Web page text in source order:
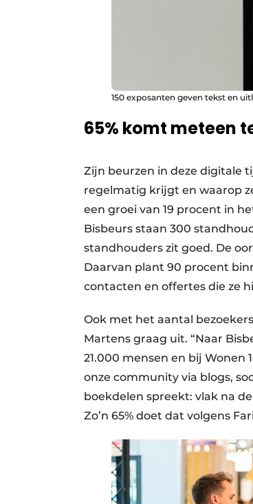
150 exposanten geven tekst en
65% komt meteen
Zijn beurzen in deze digitale
regelmatig krijgt en waarop
een groei van 19 procent in
Bisbeurs staan 300
standhouders zit goed. De
Daarvan plant 90 procent
contacten en offertes die ze
Ook met het aantal
Martens graag uit. “Naar
21.000 mensen en bij Wonen
onze community via blogs,
boekdelen spreekt: vlak na
Zo’n 65% doet dat volgens